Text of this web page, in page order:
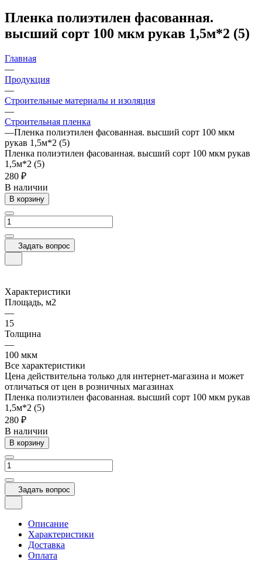
Пленка полиэтилен фасованная.
высший сорт 100 мкм рукав 1,5м*2 (5)
Главная
—
Продукция
—
Строительные материалы и изоляция
—
Строительная пленка
—Пленка полиэтилен фасованная. высший сорт 100 мкм
рукав 1,5м*2 (5)
Пленка полиэтилен фасованная. высший сорт 100 мкм рукав
1,5м*2 (5)
280 ₽
В наличии
В корзину
Задать вопрос
Характеристики
Площадь, м2
—
15
Толщина
—
100 мкм
Все характеристики
Цена действительна только для интернет-магазина и может
отличаться от цен в розничных магазинах
Пленка полиэтилен фасованная. высший сорт 100 мкм рукав
1,5м*2 (5)
280 ₽
В наличии
В корзину
Задать вопрос
Описание
Характеристики
Доставка
Оплата